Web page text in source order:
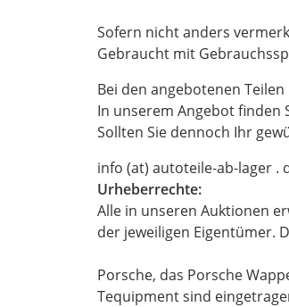
Sofern nicht anders
Gebraucht mit
Bei den angebotenen
In unserem Angebot finden
Sollten Sie dennoch Ihr
info (at) autoteile-ab-lager .
Urheberrechte:
Alle in unseren Auktionen
der jeweiligen Eigentümer.
Porsche, das Porsche
Tequipment sind